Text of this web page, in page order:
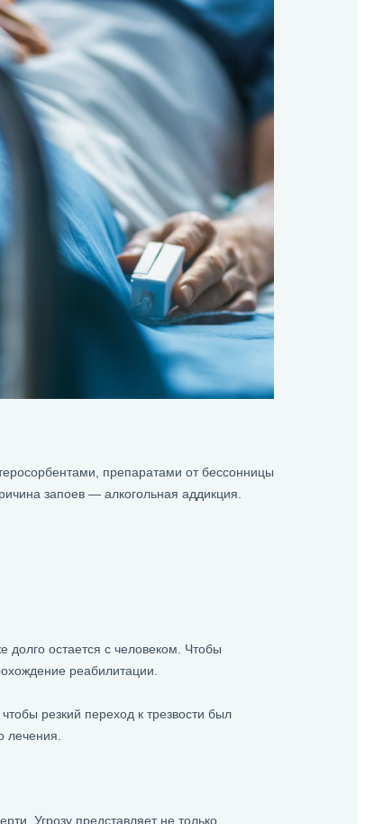
препаратами от бессонницы
запоев — алкогольная аддикция.
долго остается с человеком. Чтобы
реабилитации.
резкий переход к трезвости был
лечения.
Угрозу представляет не только